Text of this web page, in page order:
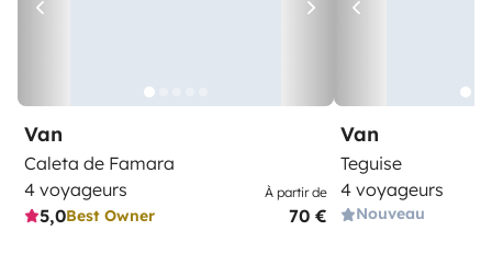
Van
Caleta de Famara
4 voyageurs
5,0Best Owner
À partir de
70 €
Van
Teguise
4 voyageurs
Nouveau